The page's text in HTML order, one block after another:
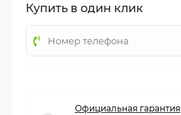
Купить в один клик
Официальная гарантия